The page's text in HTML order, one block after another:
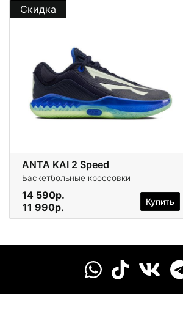
Скидка
ANTA KAI 2 Speed
Баскетбольные кроссовки
14 590р.
11 990р.
Купить